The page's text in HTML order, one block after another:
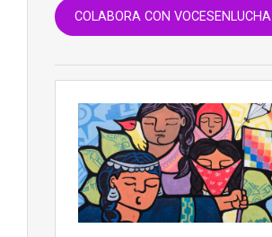
COLABORA CON VOCESENLUCHA